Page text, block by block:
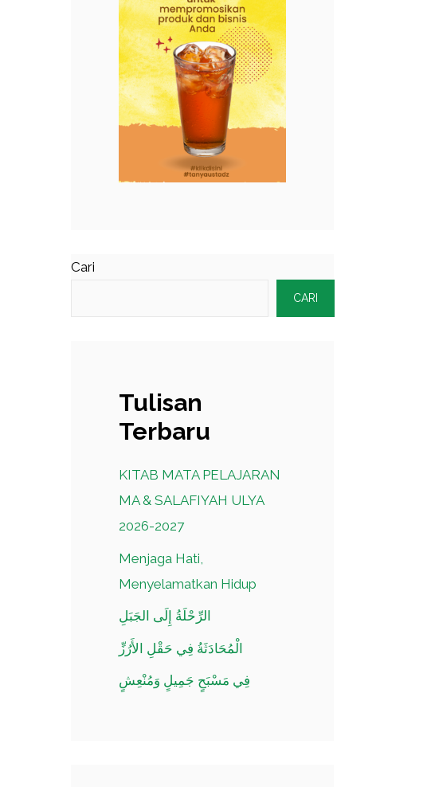
Cari
CARI
Tulisan
Terbaru
KITAB MATA PELAJARAN
MA & SALAFIYAH ULYA
2026-2027
Menjaga Hati,
Menyelamatkan Hidup
الرِّحْلَةُ إِلَى الجَبَلِ
الْمُحَادَثَةُ فِي حَقْلِ الأَرُزِّ
فِي مَسْبَحٍ جَمِيلٍ وَمُنْعِشٍ